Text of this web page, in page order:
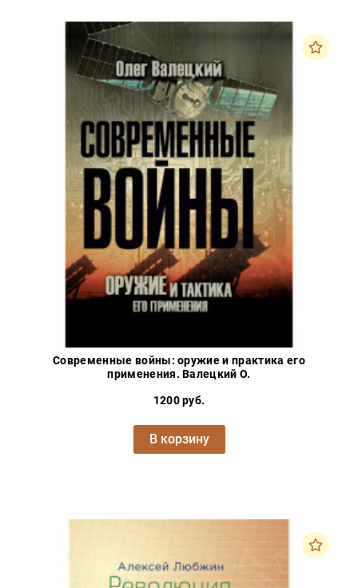
Современные войны: оружие и практика его
применения. Валецкий О.
1200 руб.
В корзину